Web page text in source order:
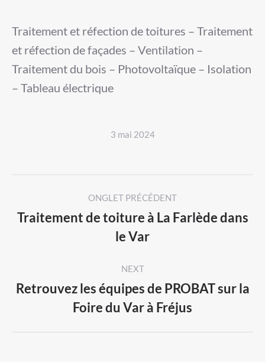
Traitement et réfection de toitures – Traitement
et réfection de façades – Ventilation –
Traitement du bois – Photovoltaïque – Isolation
– Tableau électrique
3 mai 2024
navigation
ONGLET PRÉCÉDENT
Previous
post:
Traitement de toiture à La Farlède dans
le Var
NEXT
Next
post:
Retrouvez les équipes de PROBAT sur la
Foire du Var à Fréjus